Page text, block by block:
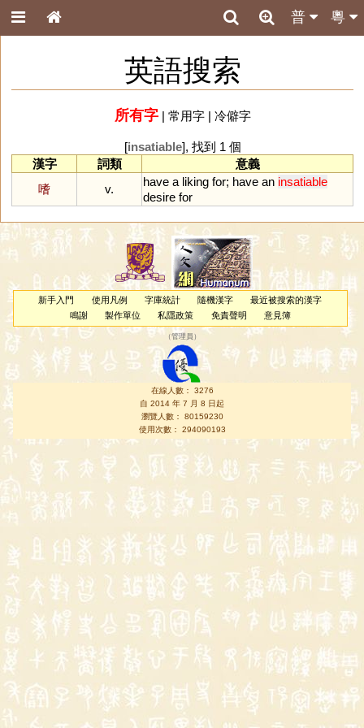
粵
普
英語搜索
所有字| 常用字| 冷僻字
[insatiable], 找到 1 個
漢字
詞類
意義
嗜
v.
have a liking for; have an insatiable
desire for
新手入門 使用凡例 字庫統計 隨機漢字
最近被搜索的漢字
鳴謝
製作單位 私隱政策 免責聲明 意見簿
（管理員 ）
在線人數： 3276
自 2014 年 7 月 8 日起
瀏覽人數： 80159230
使用次數： 294090193